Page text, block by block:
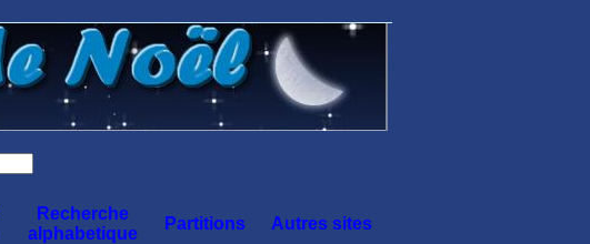
Recherche
alphabetique
Partitions Autres sites